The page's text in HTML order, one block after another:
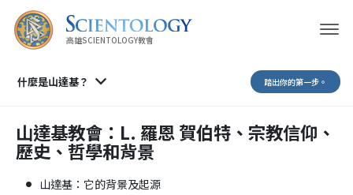
高雄SCIENTOLOGY教會
什麼是山達基？ 踏出你的第一步。
山達基教會：L. 羅恩 賀伯特、宗教信仰、
歷史、哲學和背景
山達基：它的背景及起源